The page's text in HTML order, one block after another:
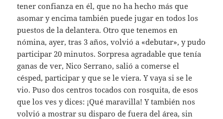
tener confianza en él, que no ha hecho más que
asomar y encima también puede jugar en todos los
puestos de la delantera. Otro que tenemos en
nómina, ayer, tras 3 años, volvió a «debutar», y pudo
participar 20 minutos. Sorpresa agradable que tenía
ganas de ver, Nico Serrano, salió a comerse el
césped, participar y que se le viera. Y vaya si se le
vio. Puso dos centros tocados con rosquita, de esos
que los ves y dices: ¡Qué maravilla! Y también nos
volvió a mostrar su disparo de fuera del área, sin